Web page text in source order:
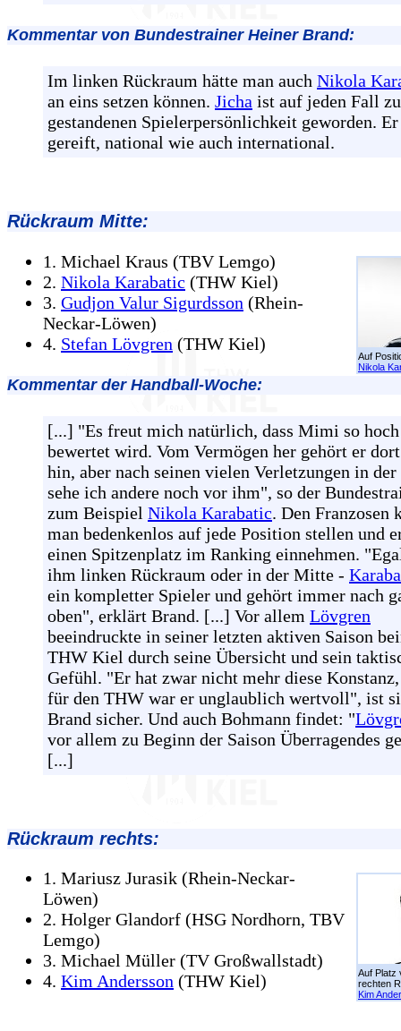
Kommentar von Bundestrainer Heiner Brand:
Im linken Rückraum hätte man auch Nikola
an eins setzen können. Jicha ist auf jeden Fall
gestandenen Spielerpersönlichkeit geworden.
gereift, national wie auch international.
Rückraum Mitte:
Auf
Nikola
1. Michael Kraus (TBV Lemgo)
2. Nikola Karabatic (THW Kiel)
3. Gudjon Valur Sigurdsson (Rhein-
Neckar-Löwen)
4. Stefan Lövgren (THW Kiel)
Kommentar der Handball-Woche:
[...] "Es freut mich natürlich, dass Mimi so hoch
bewertet wird. Vom Vermögen her gehört er
hin, aber nach seinen vielen Verletzungen in der
sehe ich andere noch vor ihm", so der
zum Beispiel Nikola Karabatic. Den Franzosen
man bedenkenlos auf jede Position stellen und
einen Spitzenplatz im Ranking einnehmen.
ihm linken Rückraum oder in der Mitte -
ein kompletter Spieler und gehört immer nach
oben", erklärt Brand. [...] Vor allem Lövgren
beeindruckte in seiner letzten aktiven Saison
THW Kiel durch seine Übersicht und sein
Gefühl. "Er hat zwar nicht mehr diese
für den THW war er unglaublich wertvoll", ist
Brand sicher. Und auch Bohmann findet: "
vor allem zu Beginn der Saison Überragendes
[...]
Rückraum rechts:
Auf Platz
rechten
Kim
1. Mariusz Jurasik (Rhein-Neckar-
Löwen)
2. Holger Glandorf (HSG Nordhorn, TBV
Lemgo)
3. Michael Müller (TV Großwallstadt)
4. Kim Andersson (THW Kiel)